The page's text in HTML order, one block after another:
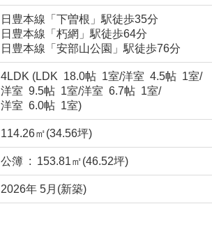
日豊本線「下曽根」駅徒歩35分
日豊本線「朽網」駅徒歩64分
日豊本線「安部山公園」駅徒歩76分
4LDK (LDK 18.0帖 1室/洋室 4.5帖 1室/
洋室 9.5帖 1室/洋室 6.7帖 1室/
洋室 6.0帖 1室)
114.26㎡(34.56坪)
公簿 : 153.81㎡(46.52坪)
2026年 5月(新築)